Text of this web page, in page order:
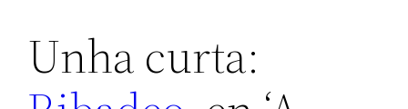
Unha curta: